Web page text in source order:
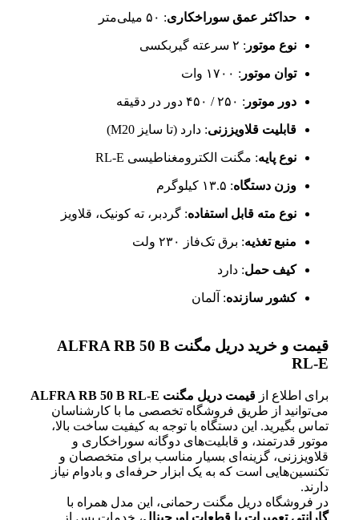
حداکثر عمق سوراخکاری: ۵۰ میلی‌متر
نوع موتور : ۲ سرعته گیربکسی
توان موتور : ۱۷۰۰ وات
دور موتور : ۲۵۰ / ۴۵۰ دور در دقیقه
قابلیت قلاویززنی: دارد (تا سایز M20)
نوع پایه: مگنت الکترومغناطیسی RL-E
وزن دستگاه: ۱۳.۵ کیلوگرم
نوع مته قابل استفاده: گردبر، ته کونیک، قلاویز
منبع تغذیه: برق تک‌فاز ۲۳۰ ولت
کیف حمل: دارد
کشور سازنده: آلمان
قیمت و خرید دریل مگنت ALFRA RB 50 B
RL-E
برای اطلاع از قیمت دریل مگنت ALFRA RB 50 B RL-E
می‌توانید از طریق فروشگاه تخصصی ما با کارشناسان
تماس بگیرید. این دستگاه با توجه به کیفیت ساخت بالا،
موتور قدرتمند، و قابلیت‌های دوگانه سوراخکاری و
قلاویززنی، گزینه‌ای بسیار مناسب برای متخصصان و
تکنسین‌هایی است که به یک ابزار حرفه‌ای و بادوام نیاز
دارند.
در فروشگاه دریل مگنت رحمانی، این مدل همراه با
گارانتی تعمیرات با قطعات اورجینال، خدمات پس از